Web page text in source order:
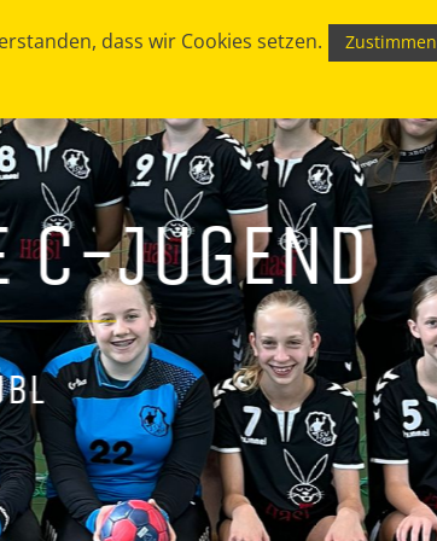
C-JUGEND
dass wir Cookies setzen. Zustimmen